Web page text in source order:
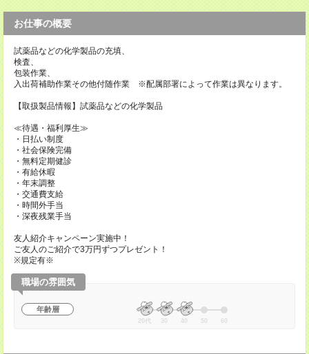
お仕事の概要
試薬品などの化学製品の充填、
検査、
包装作業、
入出荷補助作業その他付随作業 ※配属部署によって作業は異なります。
【取扱製品情報】試薬品などの化学製品
≪待遇・福利厚生≫
・日払い制度
・社会保険完備
・無料定期健診
・有給休暇
・年末調整
・交通費支給
・時間外手当
・深夜残業手当
友人紹介キャンペーン実施中！
ご友人のご紹介で3万円ずつプレゼント！
※規定有※
職場の雰囲気
年齢層
20代 30 40 50 60